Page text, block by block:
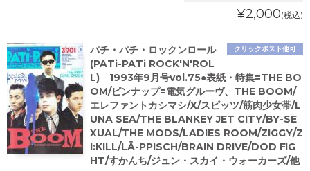
¥2,000(税込)
クリックポスト他可
パチ・パチ・ロックンロール
(PATi-PATi ROCK'N'ROL
L) 1993年9月号vol.75●表紙・特集=THE BO
OM/ピンナップ=電気グルーヴ、THE BOOM/
エレファントカシマシ/X/スピッツ/筋肉少女帯/L
UNA SEA/THE BLANKEY JET CITY/BY-SE
XUAL/THE MODS/LADIES ROOM/ZIGGY/Z
I:KILL/LÄ-PPISCH/BRAIN DRIVE/DOD FIG
HT/すかんち/ジュン・スカイ・ウォーカーズ/他